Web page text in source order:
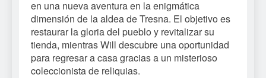
en una nueva aventura en la enigmática
dimensión de la aldea de Tresna. El objetivo es
restaurar la gloria del pueblo y revitalizar su
tienda, mientras Will descubre una oportunidad
para regresar a casa gracias a un misterioso
coleccionista de reliquias.